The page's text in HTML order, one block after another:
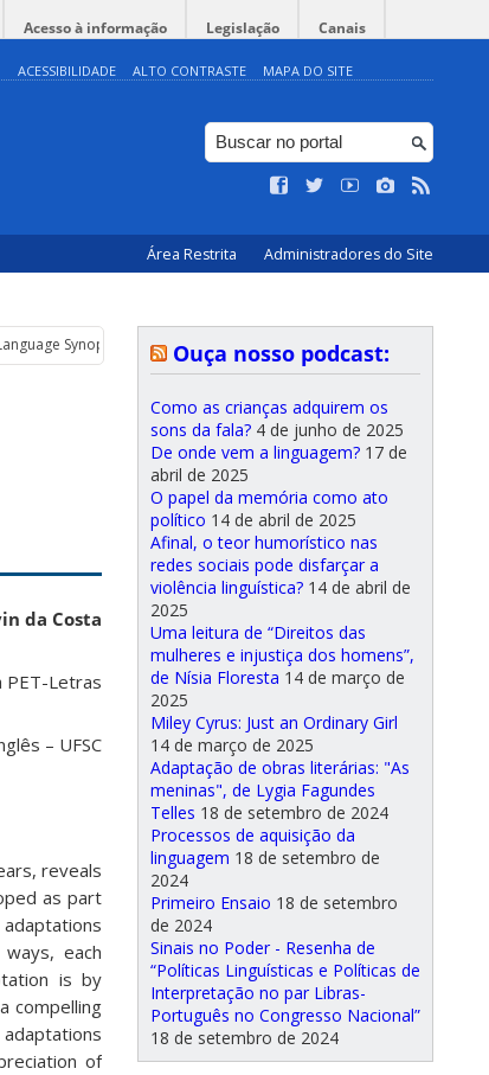
Acesso à informação Legislação Canais
ACESSIBILIDADE ALTO CONTRASTE MAPA DO SITE
Área Restrita Administradores do Site
Synopses
da Costa
PET-Letras
– UFSC
reveals
as part
each
is by
compelling
of
Ouça nosso podcast:
Como as crianças adquirem os
sons da fala? 4 de junho de 2025
De onde vem a linguagem? 17 de
abril de 2025
O papel da memória como ato
político 14 de abril de 2025
Afinal, o teor humorístico nas
redes sociais pode disfarçar a
violência linguística? 14 de abril de
2025
Uma leitura de “Direitos das
mulheres e injustiça dos homens”,
de Nísia Floresta 14 de março de
2025
Miley Cyrus: Just an Ordinary Girl
14 de março de 2025
Adaptação de obras literárias: "As
meninas", de Lygia Fagundes
Telles 18 de setembro de 2024
Processos de aquisição da
linguagem 18 de setembro de
2024
Primeiro Ensaio 18 de setembro
de 2024
Sinais no Poder - Resenha de
“Políticas Linguísticas e Políticas de
Interpretação no par Libras-
Português no Congresso Nacional”
18 de setembro de 2024